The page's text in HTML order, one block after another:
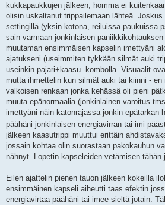
kukkapaukkujen jälkeen, homma ei
olisin uskaltanut trippailemaan lähteä.
settingillä (yksin kotona, reiluissa paukuissa
sain varmaan jonkinlaisen
muutaman ensimmäisen kapselin imettyäni
ajatukseni (useimmiten tykkään silmät auki
useinkin pajari+kaasu -kombolla. Visuaalit
mutta ihmettelin kun silmät auki tai kiinni -
valkoisen renkaan jonka kehässä oli pieni
muuta epänormaalia (jonkinlainen varoitus
imettyäni näin katonrajassa jonkin epätarkan
päähäni jonkinlaisen energiavirran tai imi
jälkeen kaasutrippi muuttui erittäin
jossain kohtaa olin suorastaan pakokauhun
nähnyt. Lopetin kapseleiden vetämisen
Eilen ajattelin pienen tauon jälkeen kokeilla
ensimmäinen kapseli aiheutti taas efektin
energiavirtaa päähäni tai imee sieltä jotain.